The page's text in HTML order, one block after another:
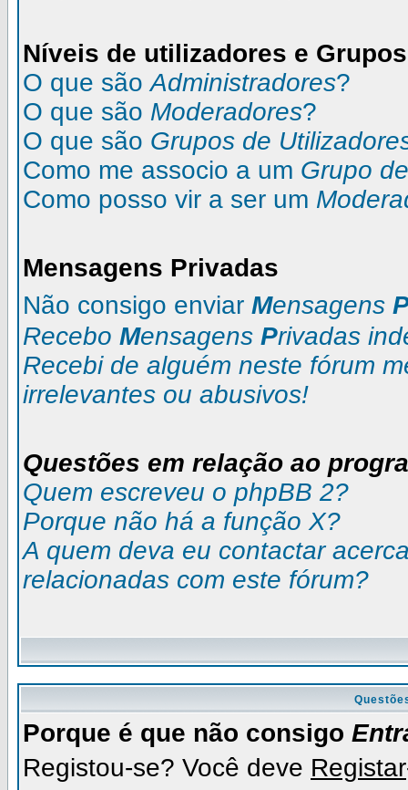
Níveis de utilizadores e Grupos
O que sãoAdministradores?
O que são Moderadores?
O que são Grupos de
Como me associo a um Grupo
Como posso vir a ser um
Mensagens Privadas
Não consigo enviar Mensagens
Recebo Mensagens Privadas
Recebi de alguém neste fórum
irrelevantes ou abusivos!
Questões em relação ao
Quem escreveu o phpBB 2?
Porque não há a função X?
A quem deva eu contactar
relacionadas com este fórum?
Porque é que não consigo
Registou-se? Você deve Registar